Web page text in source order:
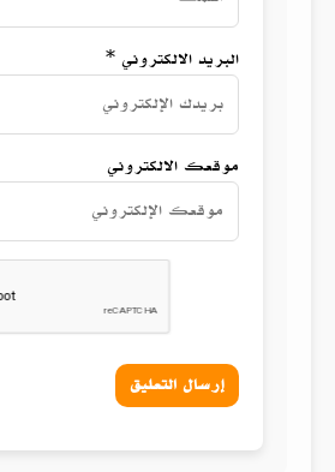
البريد الالكتروني *
موقعك الالكتروني
إرسال التعليق